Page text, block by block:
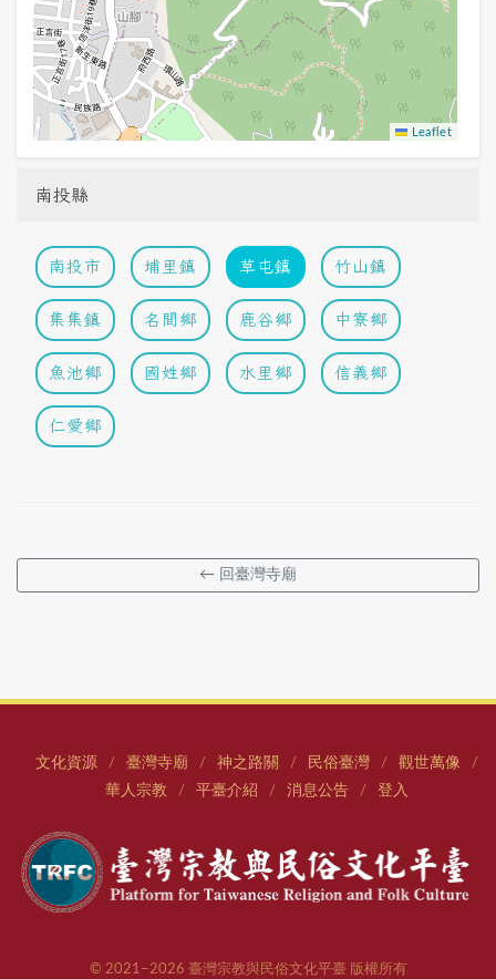
Leaflet
南投縣
南投市 埔里鎮 草屯鎮 竹山鎮
集集鎮 名間鄉 鹿谷鄉 中寮鄉
魚池鄉 國姓鄉 水里鄉 信義鄉
仁愛鄉
← 回臺灣寺廟
文化資源 / 臺灣寺廟 / 神之路關 / 民俗臺灣 / 觀世萬像 /
華人宗教 / 平臺介紹 / 消息公告 / 登入
© 2021–2026 臺灣宗教與民俗文化平臺 版權所有